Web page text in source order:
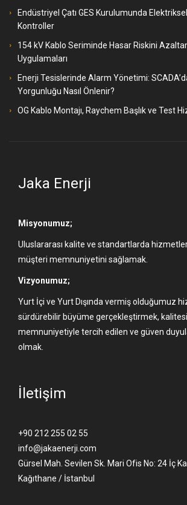
Endüstriyel Çatı GES Kurulumunda
Kontroller
154 kV Kablo Seriminde Hasar Riskini
Uygulamaları
Enerji Tesislerinde Alarm Yönetimi:
Yorgunluğu Nasıl Önlenir?
OG Kablo Montajı, Raychem Başlık ve Test
Jaka Enerji
Misyonumuz;
Uluslararası kalite ve standartlarda
müşteri memnuniyetini sağlamak.
Vizyonumuz;
Yurt İçi ve Yurt Dışında vermiş olduğumuz
sürdürebilir büyüme gerçekleştirmek,
memnuniyetiyle tercih edilen ve güven
olmak.
İletişim
+90 212 255 02 55
info@jakaenerji.com
Gürsel Mah. Sevilen Sk. Mari Ofis No: 24 İç
Kağıthane / İstanbul